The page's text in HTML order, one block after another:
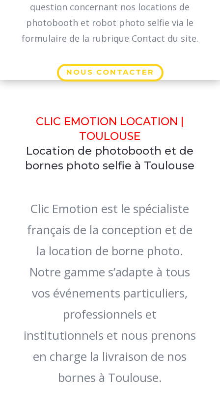
question concernant nos locations de
photobooth et robot photo selfie via le
formulaire de la rubrique Contact du site.
NOUS CONTACTER
CLIC EMOTION LOCATION |
TOULOUSE
Location de photobooth et de
bornes photo selfie à Toulouse
Clic Emotion est le spécialiste
français de la conception et de
la location de borne photo.
Notre gamme s’adapte à tous
vos événements particuliers,
professionnels et
institutionnels et nous prenons
en charge la livraison de nos
bornes à Toulouse.